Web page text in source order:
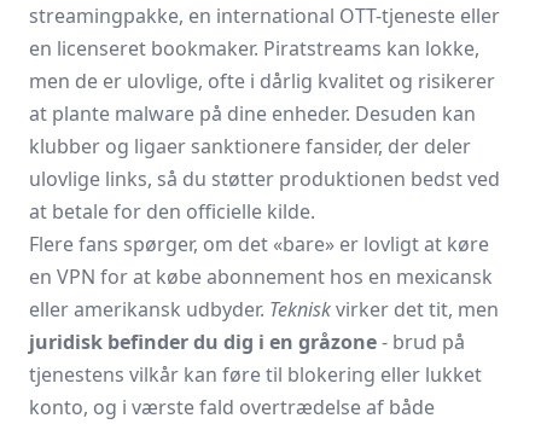
streaming­pakke, en international OTT-tjeneste eller
en licenseret bookmaker. Piratstreams kan lokke,
men de er ulovlige, ofte i dårlig kvalitet og risikerer
at plante malware på dine enheder. Desuden kan
klubber og ligaer sanktionere fansider, der deler
ulovlige links, så du støtter produktionen bedst ved
at betale for den officielle kilde.
Flere fans spørger, om det «bare» er lovligt at køre
en VPN for at købe abonnement hos en mexicansk
eller amerikansk udbyder. Tekniskvirker det tit, men
juridisk befinder du dig i en gråzone- brud på
tjenestens vilkår kan føre til blokering eller lukket
konto, og i værste fald overtrædelse af både